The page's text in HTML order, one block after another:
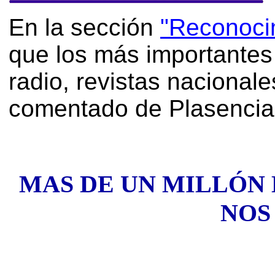
En la sección
que los más
radio, revistas
comentado de
MAS DE UN MILLÓN